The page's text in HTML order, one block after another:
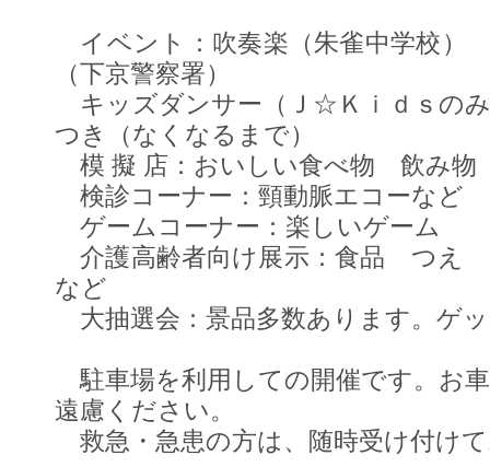
イベント：吹奏楽（朱雀中学校）
（下京警察署）
キッズダンサー（Ｊ☆Ｋｉｄｓの
つき（なくなるまで）
模 擬 店：おいしい食べ物 飲み物
検診コーナー：頸動脈エコーなど
ゲームコーナー：楽し
介護高齢者向け展示：食品 つえ
など
大抽選会：景品多数あります。ゲ
駐車場を利用しての開催です。お
遠慮ください。
救急・急患の方は、随時受け付け